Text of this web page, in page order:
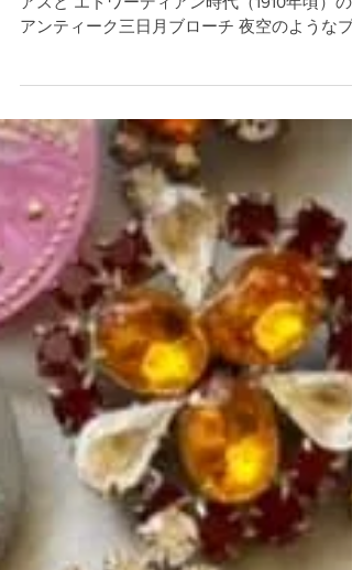
夜空に輝く 月と星 シルバーのヴィンテージピ
アンティーク三日月ブローチ 夜空のようなプ
ートは ご近所にオープンした 東欧ヴィンテー
ジ雑貨のお店 Glucklich（グリュックリッヒ）
んで 早速お気に入り☆ 「SAEDECO...